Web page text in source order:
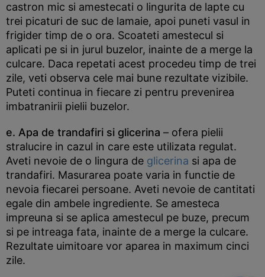
castron mic si amestecati o lingurita de lapte cu
trei picaturi de suc de lamaie, apoi puneti vasul in
frigider timp de o ora. Scoateti amestecul si
aplicati pe si in jurul buzelor, inainte de a merge la
culcare. Daca repetati acest procedeu timp de trei
zile, veti observa cele mai bune rezultate vizibile.
Puteti continua in fiecare zi pentru prevenirea
imbatranirii pielii buzelor.
e. Apa de trandafiri si glicerina – ofera pielii
stralucire in cazul in care este utilizata regulat.
Aveti nevoie de o lingura de glicerina si apa de
trandafiri. Masurarea poate varia in functie de
nevoia fiecarei persoane. Aveti nevoie de cantitati
egale din ambele ingrediente. Se amesteca
impreuna si se aplica amestecul pe buze, precum
si pe intreaga fata, inainte de a merge la culcare.
Rezultate uimitoare vor aparea in maximum cinci
zile.